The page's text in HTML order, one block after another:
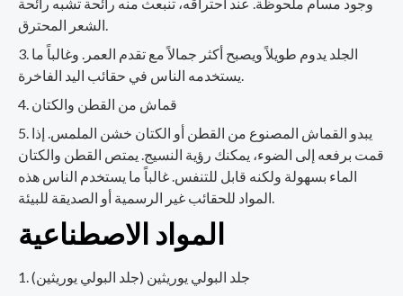
الشعر المحترق.
الجلد يدوم طويلاً ويصبح أكثر جمالاً مع تقدم العمر. وغالباً ما
يستخدمه الناس في حقائب اليد الفاخرة.
قماش من القطن والكتان
يبدو القماش المصنوع من القطن أو الكتان خشن الملمس. إذا
قمت برفعه إلى الضوء، يمكنك رؤية النسيج. يمتص القطن والكتان
الماء بسهولة ولكنه قابل للتنفس. غالباً ما يستخدم الناس هذه
المواد للحقائب غير الرسمية أو الصديقة للبيئة.
المواد الاصطناعية
جلد البولي يوريثين (جلد البولي يوريثين)